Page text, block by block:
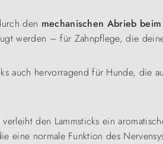
den mechanischen Abrieb
werden – für Zahnpflege, die
auch hervorragend für Hunde, die
den Lammsticks ein
eine normale Funktion des